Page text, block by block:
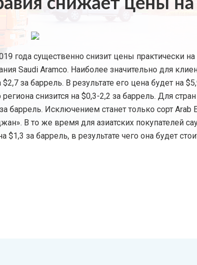
года существенно снизит цены практически
Saudi Aramco. Наиболее значительно для
за баррель. В результате его цена будет на
региона снизится на $0,3-2,2 за баррель. Для
Исключением станет только сорт Arab
В то же время для азиатских покупателей
$1,3 за баррель, в результате чего она будет